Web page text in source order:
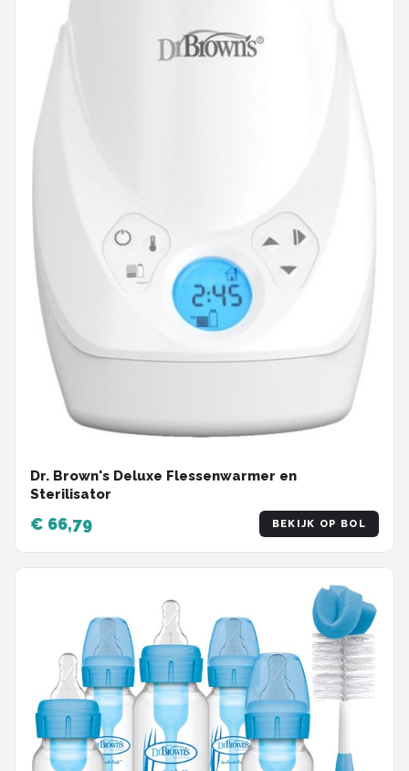
Dr. Brown's Deluxe Flessenwarmer en
Sterilisator
€ 66,79 BEKIJK OP BOL